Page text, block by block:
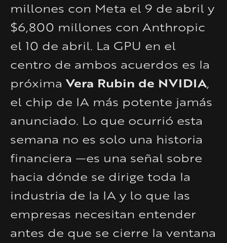
millones con Meta el 9 de abril y
$6,800 millones con Anthropic
el 10 de abril. La GPU en el
centro de ambos acuerdos es la
próxima Vera Rubin de NVIDIA,
el chip de IA más potente jamás
anunciado. Lo que ocurrió esta
semana no es solo una historia
financiera —es una señal sobre
hacia dónde se dirige toda la
industria de la IA y lo que las
empresas necesitan entender
antes de que se cierre la ventana